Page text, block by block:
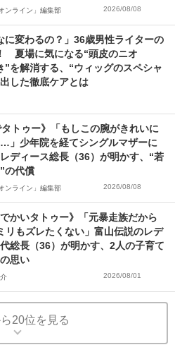
ンライン」編集部 2026/08/08
に変わるの？」36歳男性ライターの
夏場に気になる“頭皮のニオ
”を解消する、“ウィッグのスペシャ
した徹底ケアとは
タトゥー》「もしこの腕がきれいに
」少年院を経てシングルマザーに
ディース総長（36）が明かす、“若
の代償
ンライン」編集部 2026/08/08
でかいタトゥー》「元暴走族だから
リもズレたくない」富山伝説のレデ
総長（36）が明かす、2人の子育て
思い
2026/08/01
20位を見る